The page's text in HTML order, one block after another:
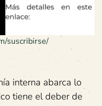
suscribirse/
interna abarca lo
tiene el deber de